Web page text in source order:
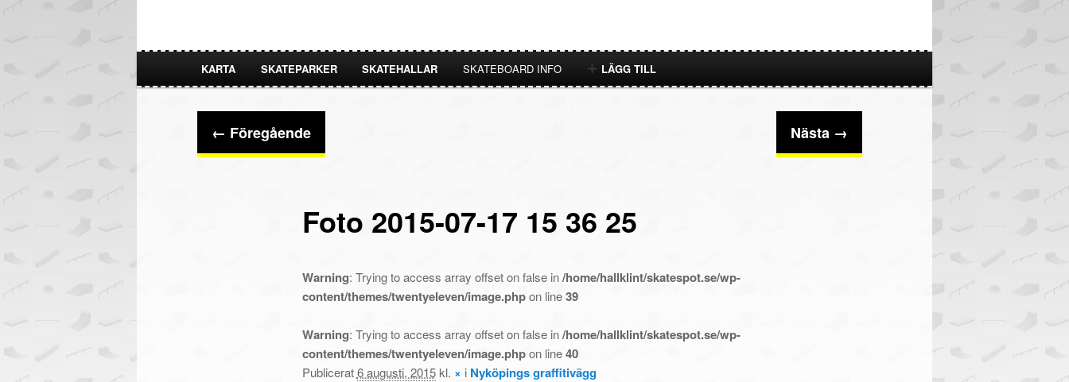
HOPPA
TILL
HOPPA
TILL
KARTA SKATEPARKER SKATEHALLAR SKATEBOARD INFO LÄGG TILL
Bildnavigering
← Föregående Nästa →
Foto 2015-07-17 15 36 25
Warning: Trying to access array offset on false in/home/hallklint/skatespot.se/wp-
content/themes/twentyeleven/image.phpon line39
Warning: Trying to access array offset on false in/home/hallklint/skatespot.se/wp-
content/themes/twentyeleven/image.phpon line40
Publicerat6 augusti, 2015kl. × i Nyköpings graffitivägg